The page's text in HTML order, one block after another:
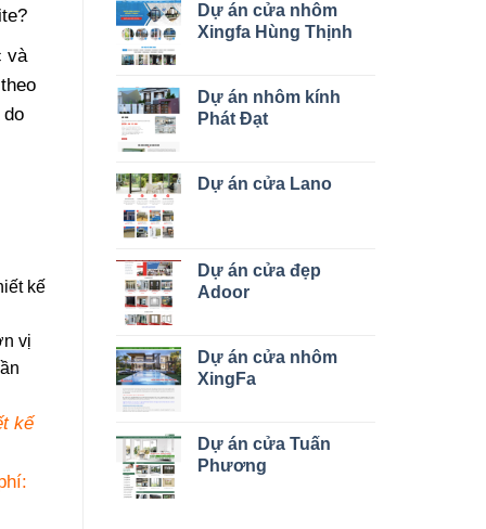
và
kế
vị
kế
Dự án cửa nhôm
Xingfa Hùng Thịnh
Dự án nhôm kính
Phát Đạt
Dự án cửa Lano
Dự án cửa đẹp
Adoor
Dự án cửa nhôm
XingFa
Dự án cửa Tuấn
Phương